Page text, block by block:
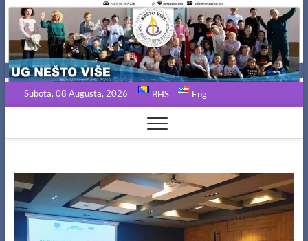
Skip
content
Subota, 08 Augusta, 2026 BHS Eng